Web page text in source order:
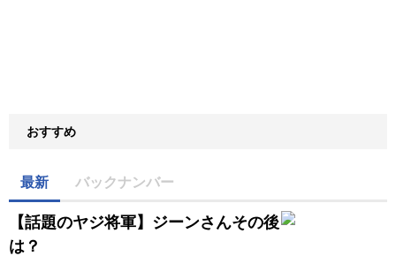
おすすめ
最新 バックナンバー
【話題のヤジ将軍】ジーンさんその後
は？